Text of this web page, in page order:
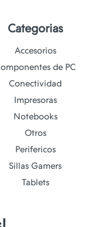
Categorias
Accesorios
de PC
Conectividad
Impresoras
Notebooks
Otros
Perifericos
Sillas Gamers
Tablets